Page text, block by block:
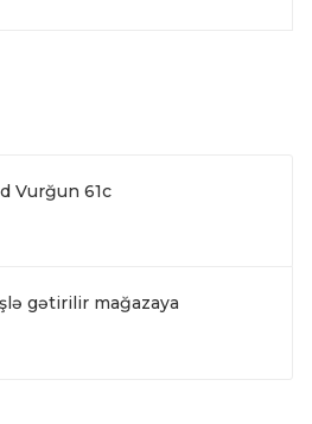
Vurğun 61c
gətirilir mağazaya